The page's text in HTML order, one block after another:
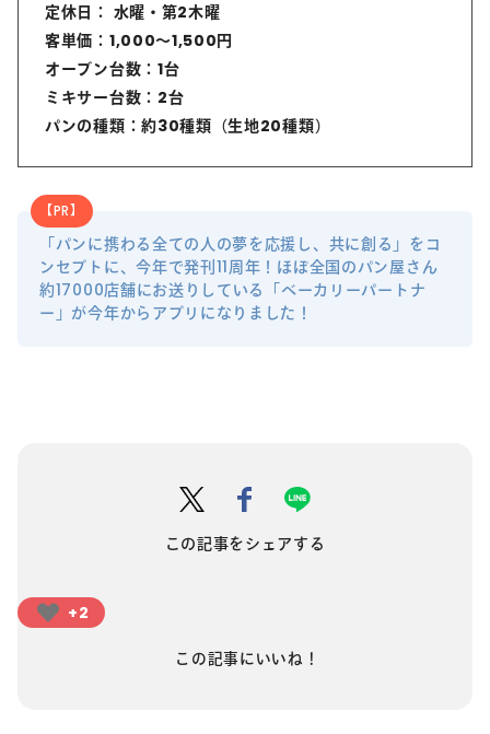
定休日： 水曜・第2木曜
客単価：1,000～1,500円
オーブン台数：1台
ミキサー台数：2台
パンの種類：約30種類（生地20種類）
【PR】
「パンに携わる全ての人の夢を応援し、共に創る」をコ
ンセプトに、今年で発刊11周年！ほぼ全国のパン屋さん
約17000店舗にお送りしている「ベーカリーパートナ
ー」が今年からアプリになりました！
この記事をシェアする
+2
この記事にいいね！